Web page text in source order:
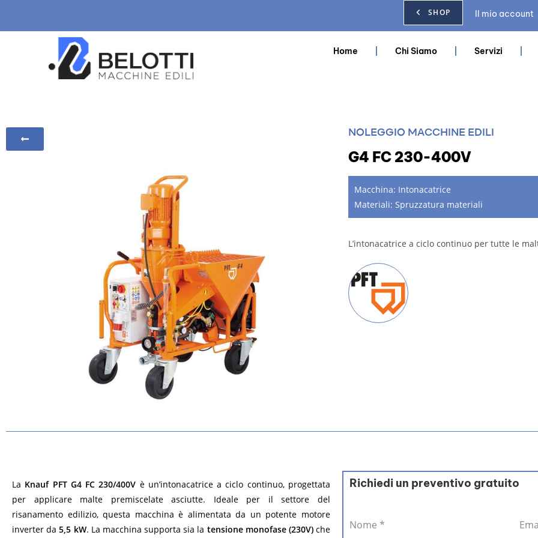
SHOP Il mio account
Home Chi Siamo Servizi
NOLEGGIO MACCHINE EDILI
G4 FC 230-400V
Macchina: Intonacatrice
Materiali: Spruzzatura materiali
L’intonacatrice a ciclo continuo per tutte le
La Knauf PFT G4 FC 230/400V è un’intonacatrice a ciclo continuo, progettata
per applicare malte premiscelate asciutte. Ideale per il settore del
risanamento edilizio, questa macchina è alimentata da un potente motore
inverter da5,5 kW. La macchina supporta sia la tensione monofase (230V)che
Richiedi un preventivo gratuito
Nome *